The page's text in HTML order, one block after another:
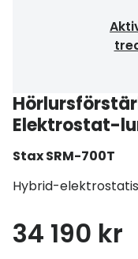
Elektrostat-
StaxSRM-700T
Hybrid-
34 190 kr